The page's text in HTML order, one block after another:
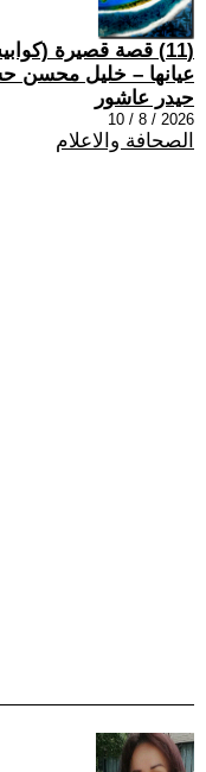
(11) قصة قصيرة
عيانها – خليل محسن
حيدر عاشور
2026 / 8 / 10
الصحافة والاعلام